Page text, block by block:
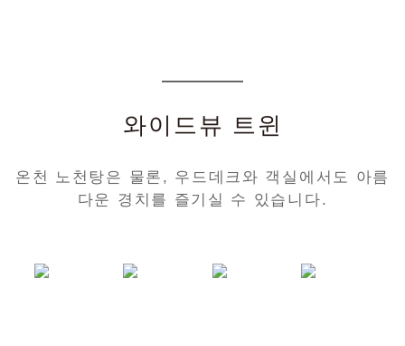
와이드뷰 트윈
온천 노천탕은 물론, 우드데크와 객실에서도 아름
다운 경치를 즐기실 수 있습니다.